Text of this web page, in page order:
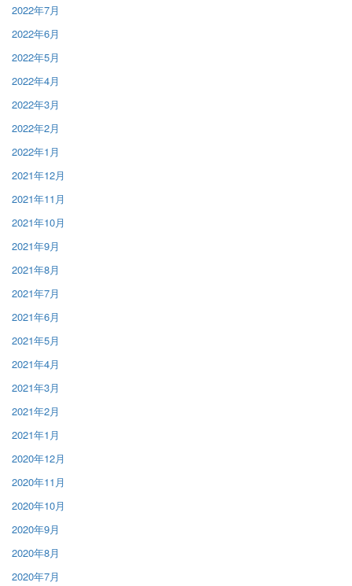
2022年7月
2022年6月
2022年5月
2022年4月
2022年3月
2022年2月
2022年1月
2021年12月
2021年11月
2021年10月
2021年9月
2021年8月
2021年7月
2021年6月
2021年5月
2021年4月
2021年3月
2021年2月
2021年1月
2020年12月
2020年11月
2020年10月
2020年9月
2020年8月
2020年7月